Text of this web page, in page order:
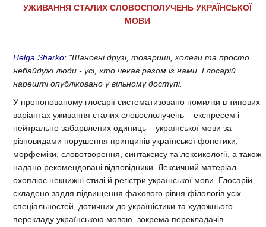
УЖИВАННЯ СТАЛИХ СЛОВОСПОЛУЧЕНЬ УКРАЇНСЬКОЇ
МОВИ
Helga Sharko: "Шановні друзі, товариші, колеги та просто
небайдужі люди - усі, хто чекав разом із нами. Глосарій
нарешті опубліковано у вільному доступі.
У пропонованому глосарії систематизовано помилки в типових
варіантах уживання сталих словослолучень – експресем і
нейтрально забарвлених одиниць – української мови за
різновидами порушення принципів української фонетики,
морфеміки, словотворення, синтаксису та лексикології, а також
надано рекомендовані відповідники. Лексичний матеріал
охоплює некнижні стилі й регістри української мови. Глоcapiй
складено задля підвищення фахового рівня філологів усіх
спеціальностей, дотичних до україністики та художнього
перекладу українською мовою, зокрема перекладачів